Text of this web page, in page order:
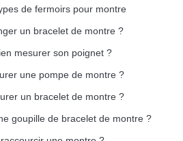
de fermoirs pour montre
un bracelet de montre ?
mesurer son poignet ?
une pompe de montre ?
un bracelet de montre ?
goupille de bracelet de montre ?